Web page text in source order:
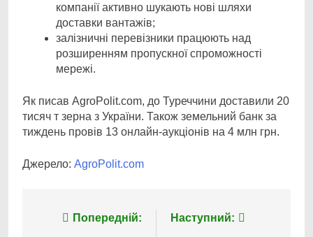
компанії активно шукають нові шляхи
доставки вантажів;
залізничні перевізники працюють над
розширенням пропускної спроможності
мережі.
Як писав AgroPolit.com, до Туреччини доставили 20
тисяч т зерна з України. Також земельний банк за
тиждень провів 13 онлайн-аукціонів на 4 млн грн.
Джерело: AgroPolit.com
Навігація
Попередній: Наступний: